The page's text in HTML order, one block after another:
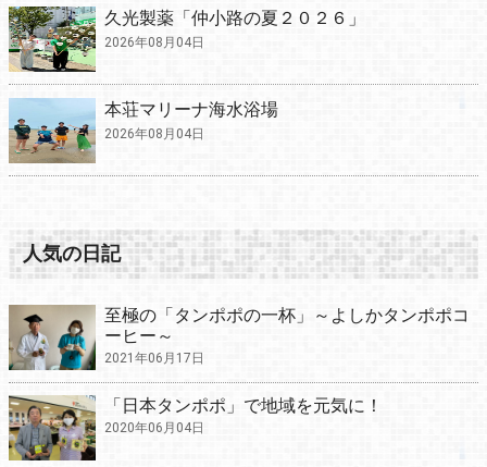
久光製薬「仲小路の夏２０２６」
2026年08月04日
本荘マリーナ海水浴場
2026年08月04日
人気の日記
至極の「タンポポの一杯」～よしかタンポポコ
ーヒー～
2021年06月17日
「日本タンポポ」で地域を元気に！
2020年06月04日